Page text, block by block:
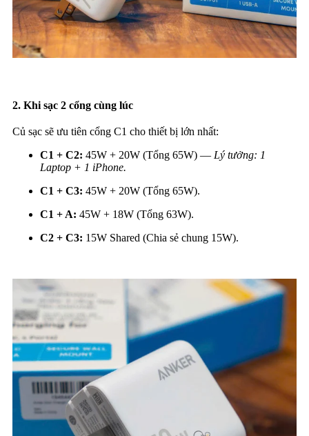
2. Khi sạc 2 cổng cùng lúc
Củ sạc sẽ ưu tiên cổng C1 cho thiết bị lớn nhất:
C1 + C2: 45W + 20W (Tổng 65W) — Lý tưởng: 1
Laptop + 1 iPhone.
C1 + C3: 45W + 20W (Tổng 65W).
C1 + A: 45W + 18W (Tổng 63W).
C2 + C3: 15W Shared (Chia sẻ chung 15W).